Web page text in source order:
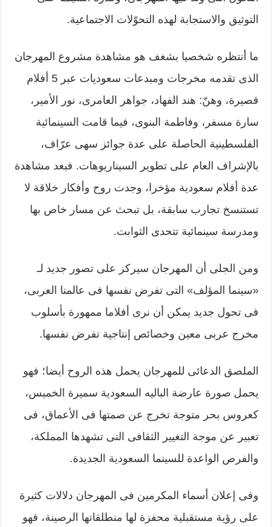
التوثيق والاستجابة لهذه التحوّلات الاجتماعية.
ما أنتظره شخصيا بشغف هو مشاهدة مشروع المهرجان
الذى تقدمه مخرجات ومبدعات سعوديات عبر 5 أفلام
قصيرة، وهنّ: هند الفهاد، جواهر العامرى، نور الأمير،
سارة مسفر، وفاطمة البنوى، فيما قامت السينمائية
الفلسطينية الحاصلة على عدة جوائز سهى عرّاف،
بالإشراف العام على تطوير السيناريوهات. فبعد مشاهدة
عدة أفلام سعودية مؤخرا، وجدت روح وأفكار خلاقة لا
تستنسخ تجارب سابقة، بل تبحث عن مسار خاص بها
ومدرسة سينمائية تتحدى الثوابت.
ومن الجلى أن المهرجان سيركز على تصور جديد لـ
«سينما المؤلف» التى تفرض نفسها فى عالمنا العربى،
فى تحول جديد يمكن أن نرى أفلاما ممهورة بأسلوب
مخرج عربى معين وخصائص إنتاجية تفرض نفسها.
الملصق الدعائى للمهرجان يحمل هذه الروح أيضا؛ فهو
يحمل صورة عارضة الباليه السعودية سميرة الخميس،
كعروس بحر متوجة تخرج عن صمتها فى الأعماق، فى
تعبير عن موجة التغيير الثقافى التى تشهدها المملكة،
والفرص الواعدة للسينما السعودية الجديدة.
وفى إعلان أسماء المكرمين فى المهرجان دلالات كثيرة
على رؤية مستقبلية محفزة لها منطلقاتها الرصينة، فهو